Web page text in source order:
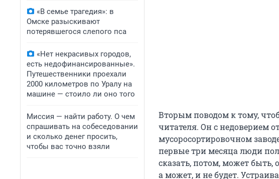
«В семье трагедия»: в
Омске разыскивают
потерявшегося слепого пса
«Нет некрасивых городов,
есть недофинансированные».
Путешественники проехали
2000 километров по Уралу на
машине — стоило ли оно того
Миссия — найти работу. О чем
спрашивать на собеседовании
и сколько денег просить,
чтобы вас точно взяли
Вторым поводом к тому,
читателя. Он с недоверием
мусоросортировочном
первые три месяца люди
сказать, потом, может быть,
а может, и не будет.